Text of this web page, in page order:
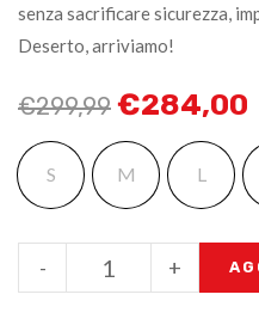
senza sacrificare sicurezza,
Deserto, arriviamo!
€299,99 €284,00
S M L
+
-